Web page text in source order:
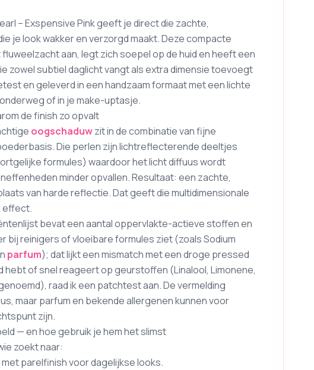
– Exspensive Pink geeft je direct die zachte,
je look wakker en verzorgd maakt. Deze compacte
aan, legt zich soepel op de huid en heeft een
zowel subtiel daglicht vangt als extra dimensie toevoegt
en geleverd in een handzaam formaat met een lichte
of in je make-uptasje.
de finish zo opvalt
oogschaduwzit in de combinatie van fijne
Die perlen zijn lichtreflecterende deeltjes
formules) waardoor het licht diffuus wordt
minder opvallen. Resultaat: een zachte,
van harde reflectie. Dat geeft die multidimensionale
effect.
bevat een aantal oppervlakte-actieve stoffen en
bij reinigers of vloeibare formules ziet (zoals Sodium
parfum); dat lijkt een mismatch met een droge pressed
hebt of snel reageert op geurstoffen (Linalool, Limonene,
raad ik een patchtest aan. De vermelding
maar parfum en bekende allergenen kunnen voor
zijn.
— en hoe gebruik je hem het slimst
zoekt naar:
parelfinish voor dagelijkse looks.